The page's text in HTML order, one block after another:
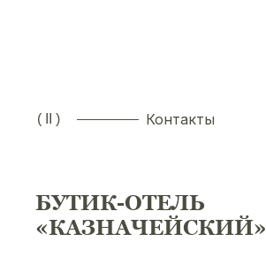
( II ) Контакты
БУТИК-ОТЕЛЬ
«КАЗНАЧЕЙСКИЙ»